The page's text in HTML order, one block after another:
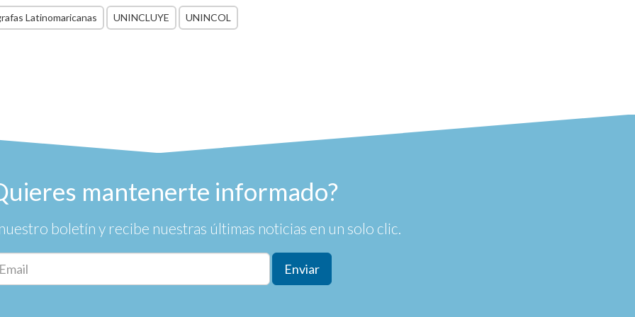
Latinomaricanas UNINCLUYE UNINCOL
mantenerte informado?
boletín y recibe nuestras últimas noticias en un solo clic.
Enviar